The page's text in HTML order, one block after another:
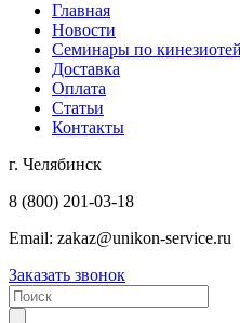
Главная
Новости
Семинары по
Доставка
Оплата
Статьи
Контакты
г. Челябинск
8 (800) 201-03-18
Email: zakaz@unikon-service.ru
Заказать звонок